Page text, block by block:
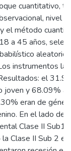
cuantitativo,
nivel
el método
a 45 años,
aleatorio
instrumentos
el
joven y 68.09%
eran de
En el lado
Clase II Sub1
la Clase II Sub 2